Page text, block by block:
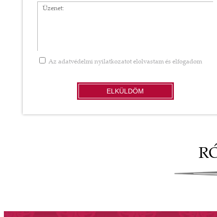
Üzenet
Az adatvédelmi nyilatkozatot elolvastam és elfogadom
ELKÜLDÖM